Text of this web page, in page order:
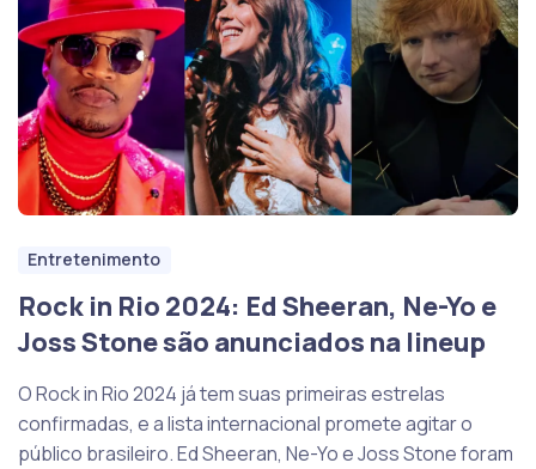
Entretenimento
Rock in Rio 2024: Ed Sheeran, Ne-Yo e
Joss Stone são anunciados na lineup
O Rock in Rio 2024 já tem suas primeiras estrelas
confirmadas, e a lista internacional promete agitar o
público brasileiro. Ed Sheeran, Ne-Yo e Joss Stone foram